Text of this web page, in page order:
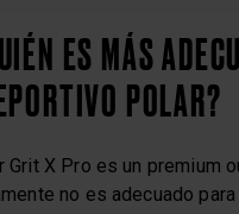
ES MÁS
POLAR?
Grit X Pro es un premium
no es adecuado